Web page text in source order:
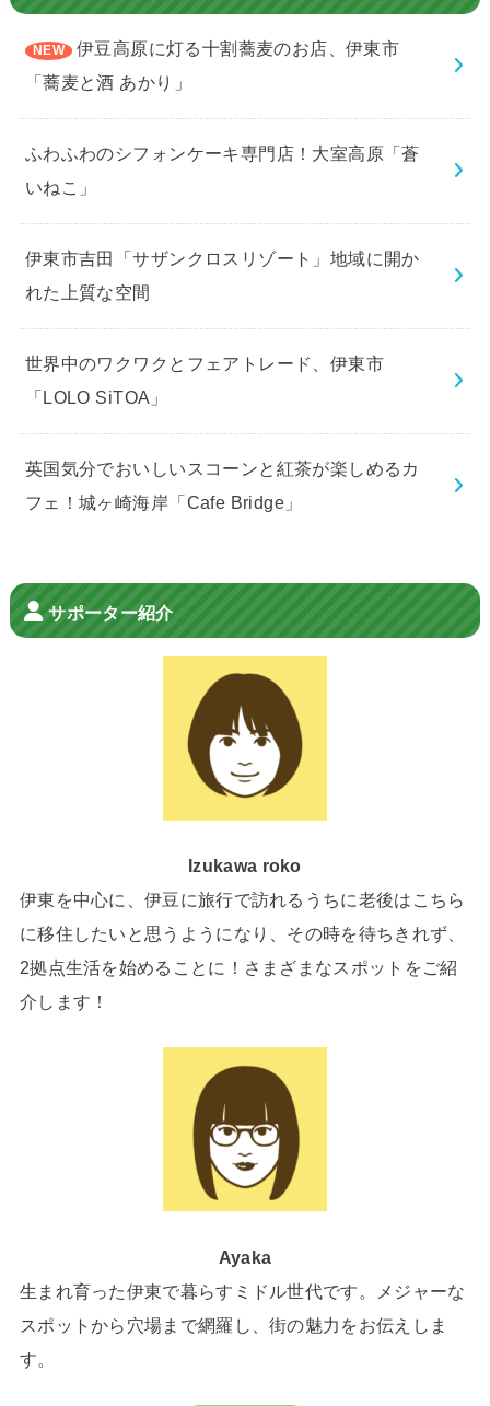
伊豆高原に灯る十割蕎麦のお店、伊東市
「蕎麦と酒 あかり」
ふわふわのシフォンケーキ専門店！大室高原「蒼
いねこ」
伊東市吉田「サザンクロスリゾート」地域に開か
れた上質な空間
世界中のワクワクとフェアトレード、伊東市
「LOLO SiTOA」
英国気分でおいしいスコーンと紅茶が楽しめるカ
フェ！城ヶ崎海岸「Cafe Bridge」
サポーター紹介
Izukawa roko
伊東を中心に、伊豆に旅行で訪れるうちに老後はこちら
に移住したいと思うようになり、その時を待ちきれず、
2拠点生活を始めることに！さまざまなスポットをご紹
介します！
Ayaka
生まれ育った伊東で暮らすミドル世代です。メジャーな
スポットから穴場まで網羅し、街の魅力をお伝えしま
す。